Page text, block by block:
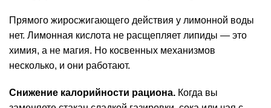
Прямого жиросжигающего действия у лимонной воды
нет. Лимонная кислота не расщепляет липиды — это
химия, а не магия. Но косвенных механизмов
несколько, и они работают.
Снижение калорийности рациона. Когда вы